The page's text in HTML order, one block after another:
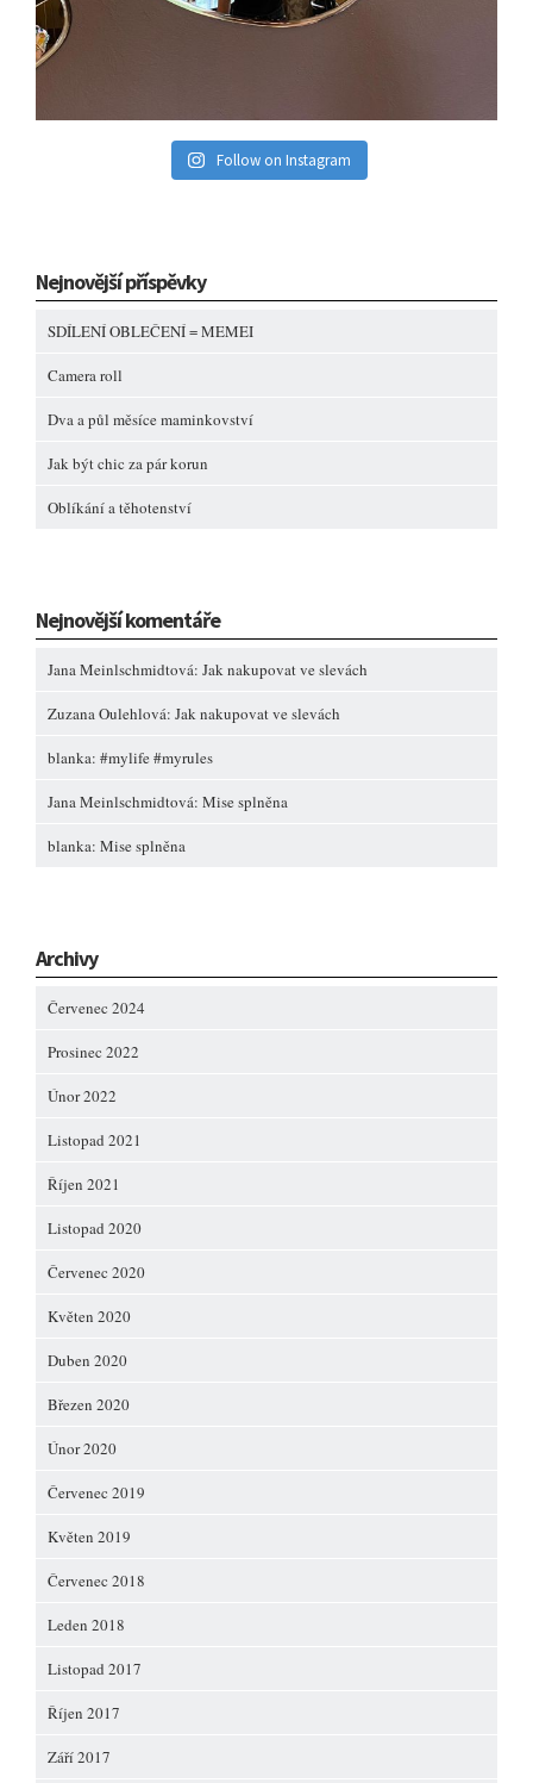
Follow on Instagram
Nejnovější příspěvky
SDÍLENÍ OBLEČENÍ = MEMEI
Camera roll
Dva a půl měsíce maminkovství
Jak být chic za pár korun
Oblíkání a těhotenství
Nejnovější komentáře
Jana Meinlschmidtová: Jak nakupovat ve slevách
Zuzana Oulehlová: Jak nakupovat ve slevách
blanka: #mylife #myrules
Jana Meinlschmidtová: Mise splněna
blanka: Mise splněna
Archivy
Červenec 2024
Prosinec 2022
Únor 2022
Listopad 2021
Říjen 2021
Listopad 2020
Červenec 2020
Květen 2020
Duben 2020
Březen 2020
Únor 2020
Červenec 2019
Květen 2019
Červenec 2018
Leden 2018
Listopad 2017
Říjen 2017
Září 2017